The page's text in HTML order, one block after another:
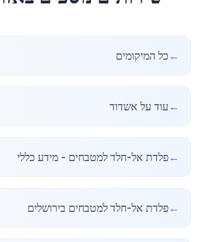
← כל המיקומים
← עוד על אשדוד
←פלדת אל-חלד למטבחים - מידע כללי
←פלדת אל-חלד למטבחים בירושלים